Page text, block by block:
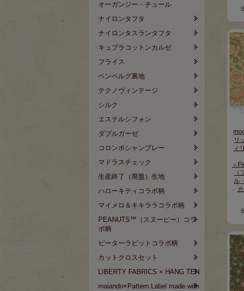
オーガンジー・チュール
ナイロンタフタ
ナイロンタスランタフタ
キュプラコットンカルゼ
フライス
ベンベルグ裏地
テクノヴィンテージ
シルク
エステルシフォン
ダブルガーゼ
コロンボシャンブレー
マドラスチェック
生産終了（廃盤）生地
ハローキティコラボ柄
マイメロ＆キキララコラボ柄
PEANUTS™（スヌーピー）コラ
ボ柄
ピーターラビットコラボ柄
カットクロスセット
LIBERTY FABRICS × HANG TEN
maiando×Pattern Label made with
リ
ィ
＜
ル